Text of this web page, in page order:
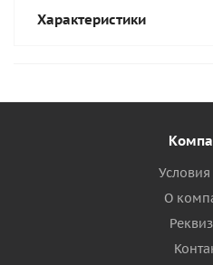
Характеристики
Условия
О